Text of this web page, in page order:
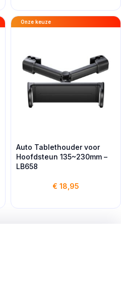
Onze keuze
Auto Tablethouder voor
Hoofdsteun 135~230mm –
LB658
€ 18,95